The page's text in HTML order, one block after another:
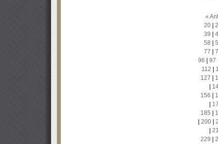
«
20|
39
58
77
96
97
112
127
156
185
200|
229